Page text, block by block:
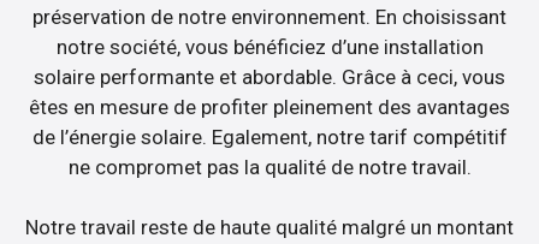
préservation de notre environnement. En choisissant
notre société, vous bénéficiez d’une installation
solaire performante et abordable. Grâce à ceci, vous
êtes en mesure de profiter pleinement des avantages
de l’énergie solaire. Egalement, notre tarif compétitif
ne compromet pas la qualité de notre travail.
Notre travail reste de haute qualité malgré un montant